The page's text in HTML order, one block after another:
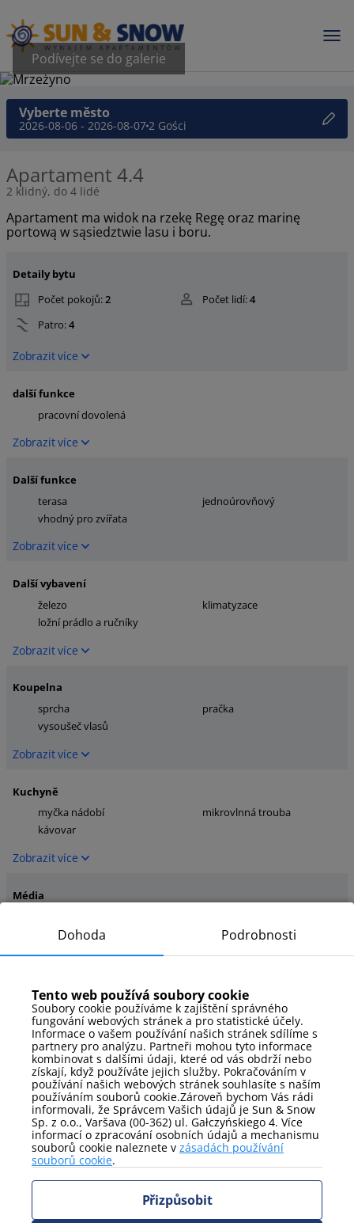
Podívejte se do galerie
Vyberte město
2026-08-06 - 2026-08-072 Gości
Apartament 4.4
2 klidný, do 4 lidé
Apartament ma widok na rzekę Regę oraz marinę
portową w sąsiedztwie lasu i boru.
Detaily bytu
Počet pokojů:2 Počet lidí:4
Patro:4
Zobrazit více
další funkce
pracovní dovolená
Zobrazit více
Další funkce
terasa
jednoúrovňový
vhodný pro zvířata
Zobrazit více
Další vybavení
železo
klimatyzace
ložní prádlo a ručníky
Zobrazit více
Koupelna
sprcha
pračka
vysoušeč vlasů
Zobrazit více
Kuchyně
myčka nádobí
mikrovlnná trouba
kávovar
Zobrazit více
Média
kabelová/satelitní televize
Parkování
Žádné vyhrazené parkovací
místo
Zobrazit více
Postele
Ručníky
manželská postel
Zobrazit více
Postele - podrobnosti
manželská postel
Dohoda Podrobnosti
Tento web používá soubory cookie
Soubory cookie používáme k zajištění správného
fungování webových stránek a pro statistické účely.
Informace o vašem používání našich stránek sdílíme s
partnery pro analýzu. Partneři mohou tyto informace
kombinovat s dalšími údaji, které od vás obdrží nebo
získají, když používáte jejich služby. Pokračováním v
používání našich webových stránek souhlasíte s naším
používáním souborů cookie.Zároveň bychom Vás rádi
informovali, že Správcem Vašich údajů je Sun & Snow
Sp. z o.o., Varšava (00-362) ul. Gałczyńskiego 4. Více
informací o zpracování osobních údajů a mechanismu
souborů cookie naleznete v zásadách používání
souborů cookie.
Přizpůsobit